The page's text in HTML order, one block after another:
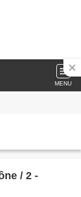
MENU
/ 2 -